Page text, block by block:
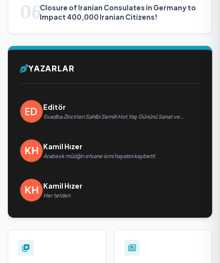
06Closure of Iranian Consulates in Germany to
Impact 400,000 Iranian Citizens!
YAZARLAR
Editör
Svadba Zincirleri Sahibi Semih Hot Yaş Gününü Sanat ve
Kamil Hızer
Arabesk müziğin efsane ismi hayatını kaybetti
Kamil Hızer
Her telden